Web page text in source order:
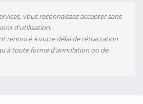
vous reconnaissez accepter sans
d'utilisation.
renoncé à votre délai de rétractation
toute forme d'annulation ou de